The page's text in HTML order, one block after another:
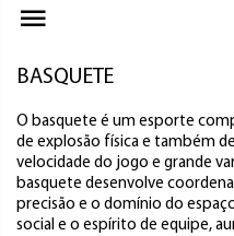
BASQUETE
O basquete é um esporte
de explosão física e também
velocidade do jogo e grande
basquete desenvolve
precisão e o domínio do
social e o espírito de equipe,